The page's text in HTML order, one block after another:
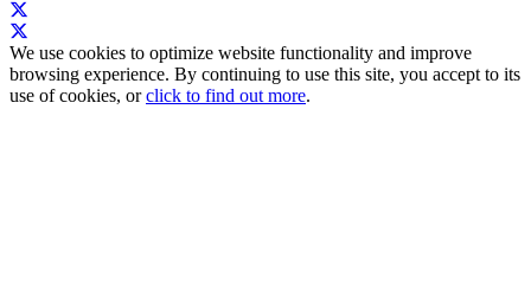
We use cookies to optimize website functionality and improve
browsing experience. By continuing to use this site, you accept to its
use of cookies, orclick to find out more.